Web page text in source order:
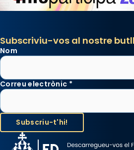
Subscriviu-vos al nostre
Nom
Correu electrònic *